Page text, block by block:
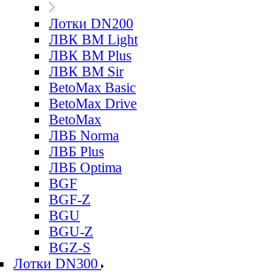
Лотки DN200
ЛВК ВМ Light
ЛВК ВМ Plus
ЛВК ВМ Sir
BetoMax Basic
BetoMax Drive
BetoMax
ЛВБ Norma
ЛВБ Plus
ЛВБ Optima
BGF
BGF-Z
BGU
BGU-Z
BGZ-S
Лотки DN300